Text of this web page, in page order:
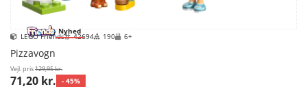
Nyhed
LEGO Friends 42694 190 6+
Pizzavogn
Vejl. pris129,95 kr.
71,20 kr. - 45%